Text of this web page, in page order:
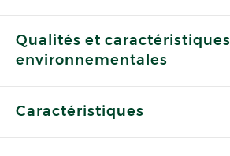
Qualités et caractéristiques
environnementales
Caractéristiques